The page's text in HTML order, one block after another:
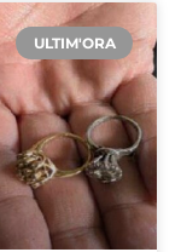
ULTIM'ORA